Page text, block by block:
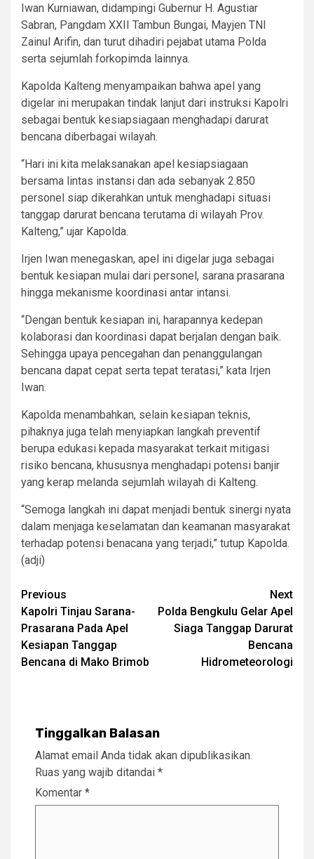
Iwan Kurniawan, didampingi Gubernur H. Agustiar
Sabran, Pangdam XXII Tambun Bungai, Mayjen TNI
Zainul Arifin, dan turut dihadiri pejabat utama Polda
serta sejumlah forkopimda lainnya.
Kapolda Kalteng menyampaikan bahwa apel yang
digelar ini merupakan tindak lanjut dari instruksi Kapolri
sebagai bentuk kesiapsiagaan menghadapi darurat
bencana diberbagai wilayah.
“Hari ini kita melaksanakan apel kesiapsiagaan
bersama lintas instansi dan ada sebanyak 2.850
personel siap dikerahkan untuk menghadapi situasi
tanggap darurat bencana terutama di wilayah Prov.
Kalteng,” ujar Kapolda.
Irjen Iwan menegaskan, apel ini digelar juga sebagai
bentuk kesiapan mulai dari personel, sarana prasarana
hingga mekanisme koordinasi antar intansi.
“Dengan bentuk kesiapan ini, harapannya kedepan
kolaborasi dan koordinasi dapat berjalan dengan baik.
Sehingga upaya pencegahan dan penanggulangan
bencana dapat cepat serta tepat teratasi,” kata Irjen
Iwan.
Kapolda menambahkan, selain kesiapan teknis,
pihaknya juga telah menyiapkan langkah preventif
berupa edukasi kepada masyarakat terkait mitigasi
risiko bencana, khususnya menghadapi potensi banjir
yang kerap melanda sejumlah wilayah di Kalteng.
“Semoga langkah ini dapat menjadi bentuk sinergi nyata
dalam menjaga keselamatan dan keamanan masyarakat
terhadap potensi benacana yang terjadi,” tutup Kapolda.
(adji)
Post
navigation
Previous
Kapolri Tinjau Sarana-
Prasarana Pada Apel
Kesiapan Tanggap
Bencana di Mako Brimob
Next
Polda Bengkulu Gelar Apel
Siaga Tanggap Darurat
Bencana
Hidrometeorologi
Tinggalkan Balasan
Alamat email Anda tidak akan dipublikasikan.
Ruas yang wajib ditandai *
Komentar *